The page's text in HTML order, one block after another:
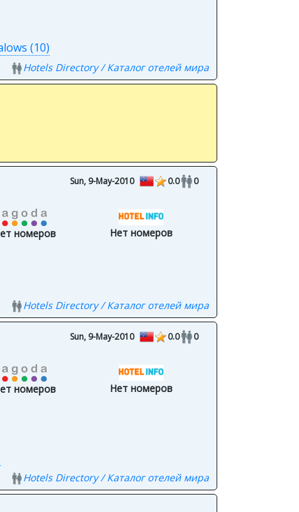
(10)
Hotels Directory / Каталог отелей мира
Sun, 9-May-2010 0.0 0
номеров Нет номеров
Hotels Directory / Каталог отелей мира
Sun, 9-May-2010 0.0 0
номеров Нет номеров
Hotels Directory / Каталог отелей мира